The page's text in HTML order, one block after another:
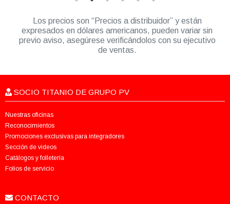
Los precios son “Precios a distribuidor” y están
expresados en dólares americanos, pueden variar sin
previo aviso, asegúrese verificándolos con su ejecutivo
de ventas.
SOCIO TITANIO DE GRUPO PV
Nuestras oficinas
Reconocimientos
Promociones exclusivas para integradores
Sección de videos
Catálogos y folletería
Folios de servicio
CONTACTO